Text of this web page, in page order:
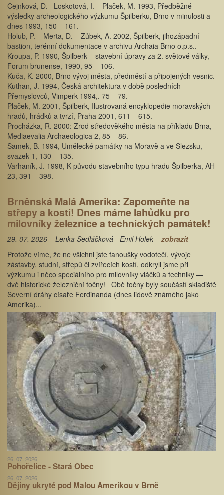
Cejnková, D. –Loskotová, I. – Plaček, M. 1993, Předběžné
výsledky archeologického výzkumu Špilberku, Brno v minulosti a
dnes 1993, 150 – 161.
Holub, P. – Merta, D. – Zůbek, A. 2002, Špilberk, jihozápadní
bastion, terénní dokumentace v archivu Archaia Brno o.p.s..
Kroupa, P. 1990, Špilberk – stavební úpravy za 2. světové války,
Forum brunense, 1990, 95 – 106.
Kuča, K. 2000, Brno vývoj města, předměstí a připojených vesnic.
Kuthan, J. 1994, Česká architektura v době posledních
Přemyslovců, Vimperk 1994,. 75 – 79.
Plaček, M. 2001, Špilberk, Ilustrovaná encyklopedie moravských
hradů, hrádků a tvrzí, Praha 2001, 611 – 615.
Procházka, R. 2000: Zrod středověkého města na příkladu Brna,
Mediaevalia Archaeologica 2, 85 – 86.
Samek, B. 1994, Umělecké památky na Moravě a ve Slezsku,
svazek 1, 130 – 135.
Varhaník, J. 1998, K původu stavebního typu hradu Špilberka, AH
23, 391 – 398.
Brněnská Malá Amerika: Zapomeňte na
střepy a kosti! Dnes máme lahůdku pro
milovníky železnice a technických památek!
29. 07. 2026 – Lenka Sedláčková - Emil Holek – zobrazit
Protože víme, že ne všichni jste fanoušky vodotečí, vývoje
zástavby, studní, střepů či zvířecích kostí, odkryli jsme při
výzkumu i něco speciálního pro milovníky vláčků a techniky —
dvě historické železniční točny! Obě točny byly součástí skladiště
Severní dráhy císaře Ferdinanda (dnes lidově známého jako
Amerika)...
26. 07. 2026
Pohořelice - Stará Obec
26. 07. 2026
Dějiny ukryté pod Malou Amerikou v Brně